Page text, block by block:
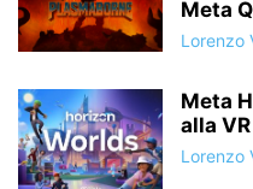
Meta
Lorenzo
Meta
alla
Lorenzo